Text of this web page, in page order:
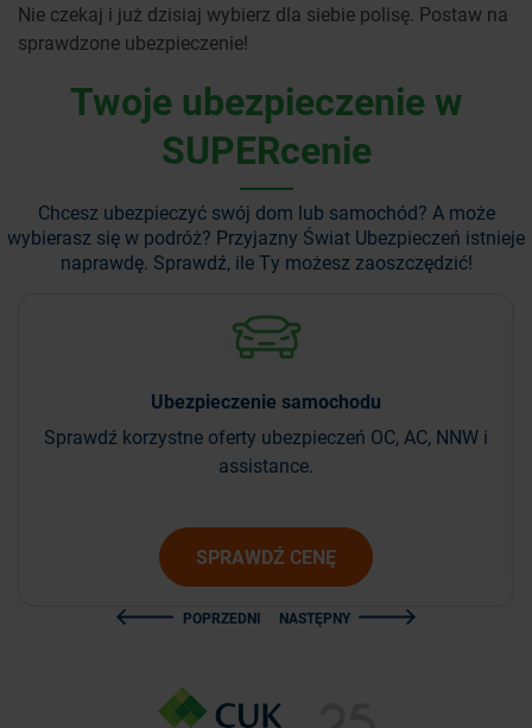
Nie czekaj i już dzisiaj wybierz dla siebie polisę. Postaw na
sprawdzone ubezpieczenie!
Twoje ubezpieczenie w
SUPERcenie
Chcesz ubezpieczyć swój dom lub samochód? A może
wybierasz się w podróż? Przyjazny Świat Ubezpieczeń istnieje
naprawdę. Sprawdź, ile Ty możesz zaoszczędzić!
Ubezpieczenie samochodu
Sprawdź korzystne oferty ubezpieczeń OC, AC, NNW i
assistance.
SPRAWDŹ CENĘ
POPRZEDNI NASTĘPNY